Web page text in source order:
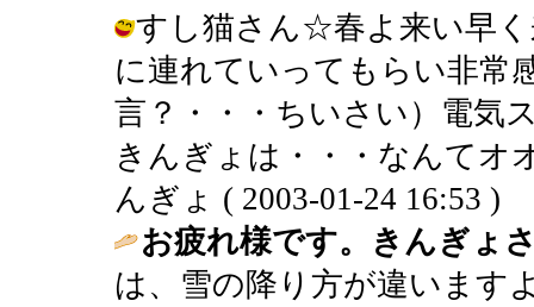
すし猫さん☆春よ来い早
に連れていってもらい非常
言？・・・ちいさい）電気
きんぎょは・・・なんてオ
んぎょ ( 2003-01-24 16:53 )
お疲れ様です。きんぎょ
は、雪の降り方が違いま